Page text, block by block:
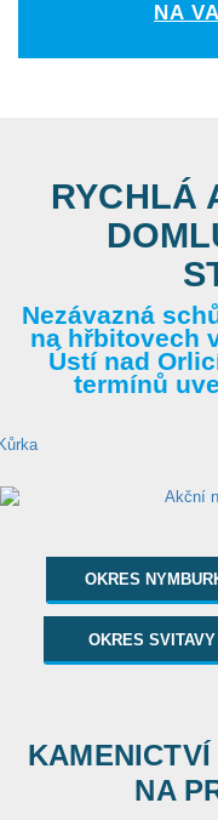
NA
RYCHLÁ
Nezávazná
na hřbitovech
Ústí nad
termínů
OKRES
OKRES SVITAVY
NA